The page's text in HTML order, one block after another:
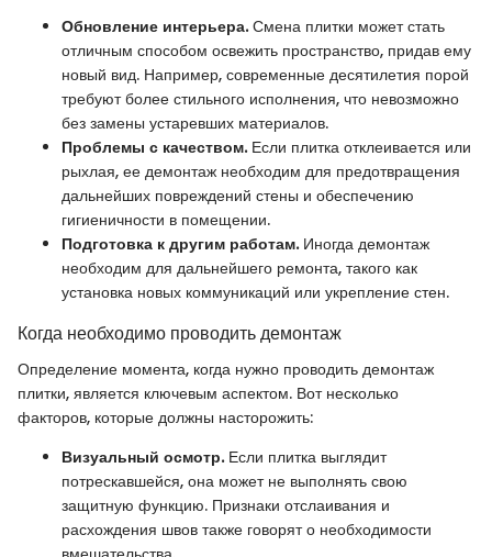
Обновление интерьера.Смена плитки может стать
отличным способом освежить пространство, придав ему
новый вид. Например, современные десятилетия порой
требуют более стильного исполнения, что невозможно
без замены устаревших материалов.
Проблемы с качеством.Если плитка отклеивается или
рыхлая, ее демонтаж необходим для предотвращения
дальнейших повреждений стены и обеспечению
гигиеничности в помещении.
Подготовка к другим работам.Иногда демонтаж
необходим для дальнейшего ремонта, такого как
установка новых коммуникаций или укрепление стен.
Когда необходимо проводить демонтаж
Определение момента, когда нужно проводить демонтаж
плитки, является ключевым аспектом. Вот несколько
факторов, которые должны насторожить:
Визуальный осмотр.Если плитка выглядит
потрескавшейся, она может не выполнять свою
защитную функцию. Признаки отслаивания и
расхождения швов также говорят о необходимости